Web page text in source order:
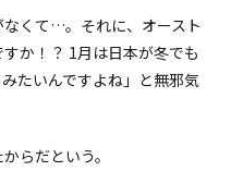
なくて…。それに、オースト
か！？ 1月は日本が冬でも
たいんですよね」と無邪気
らだという。